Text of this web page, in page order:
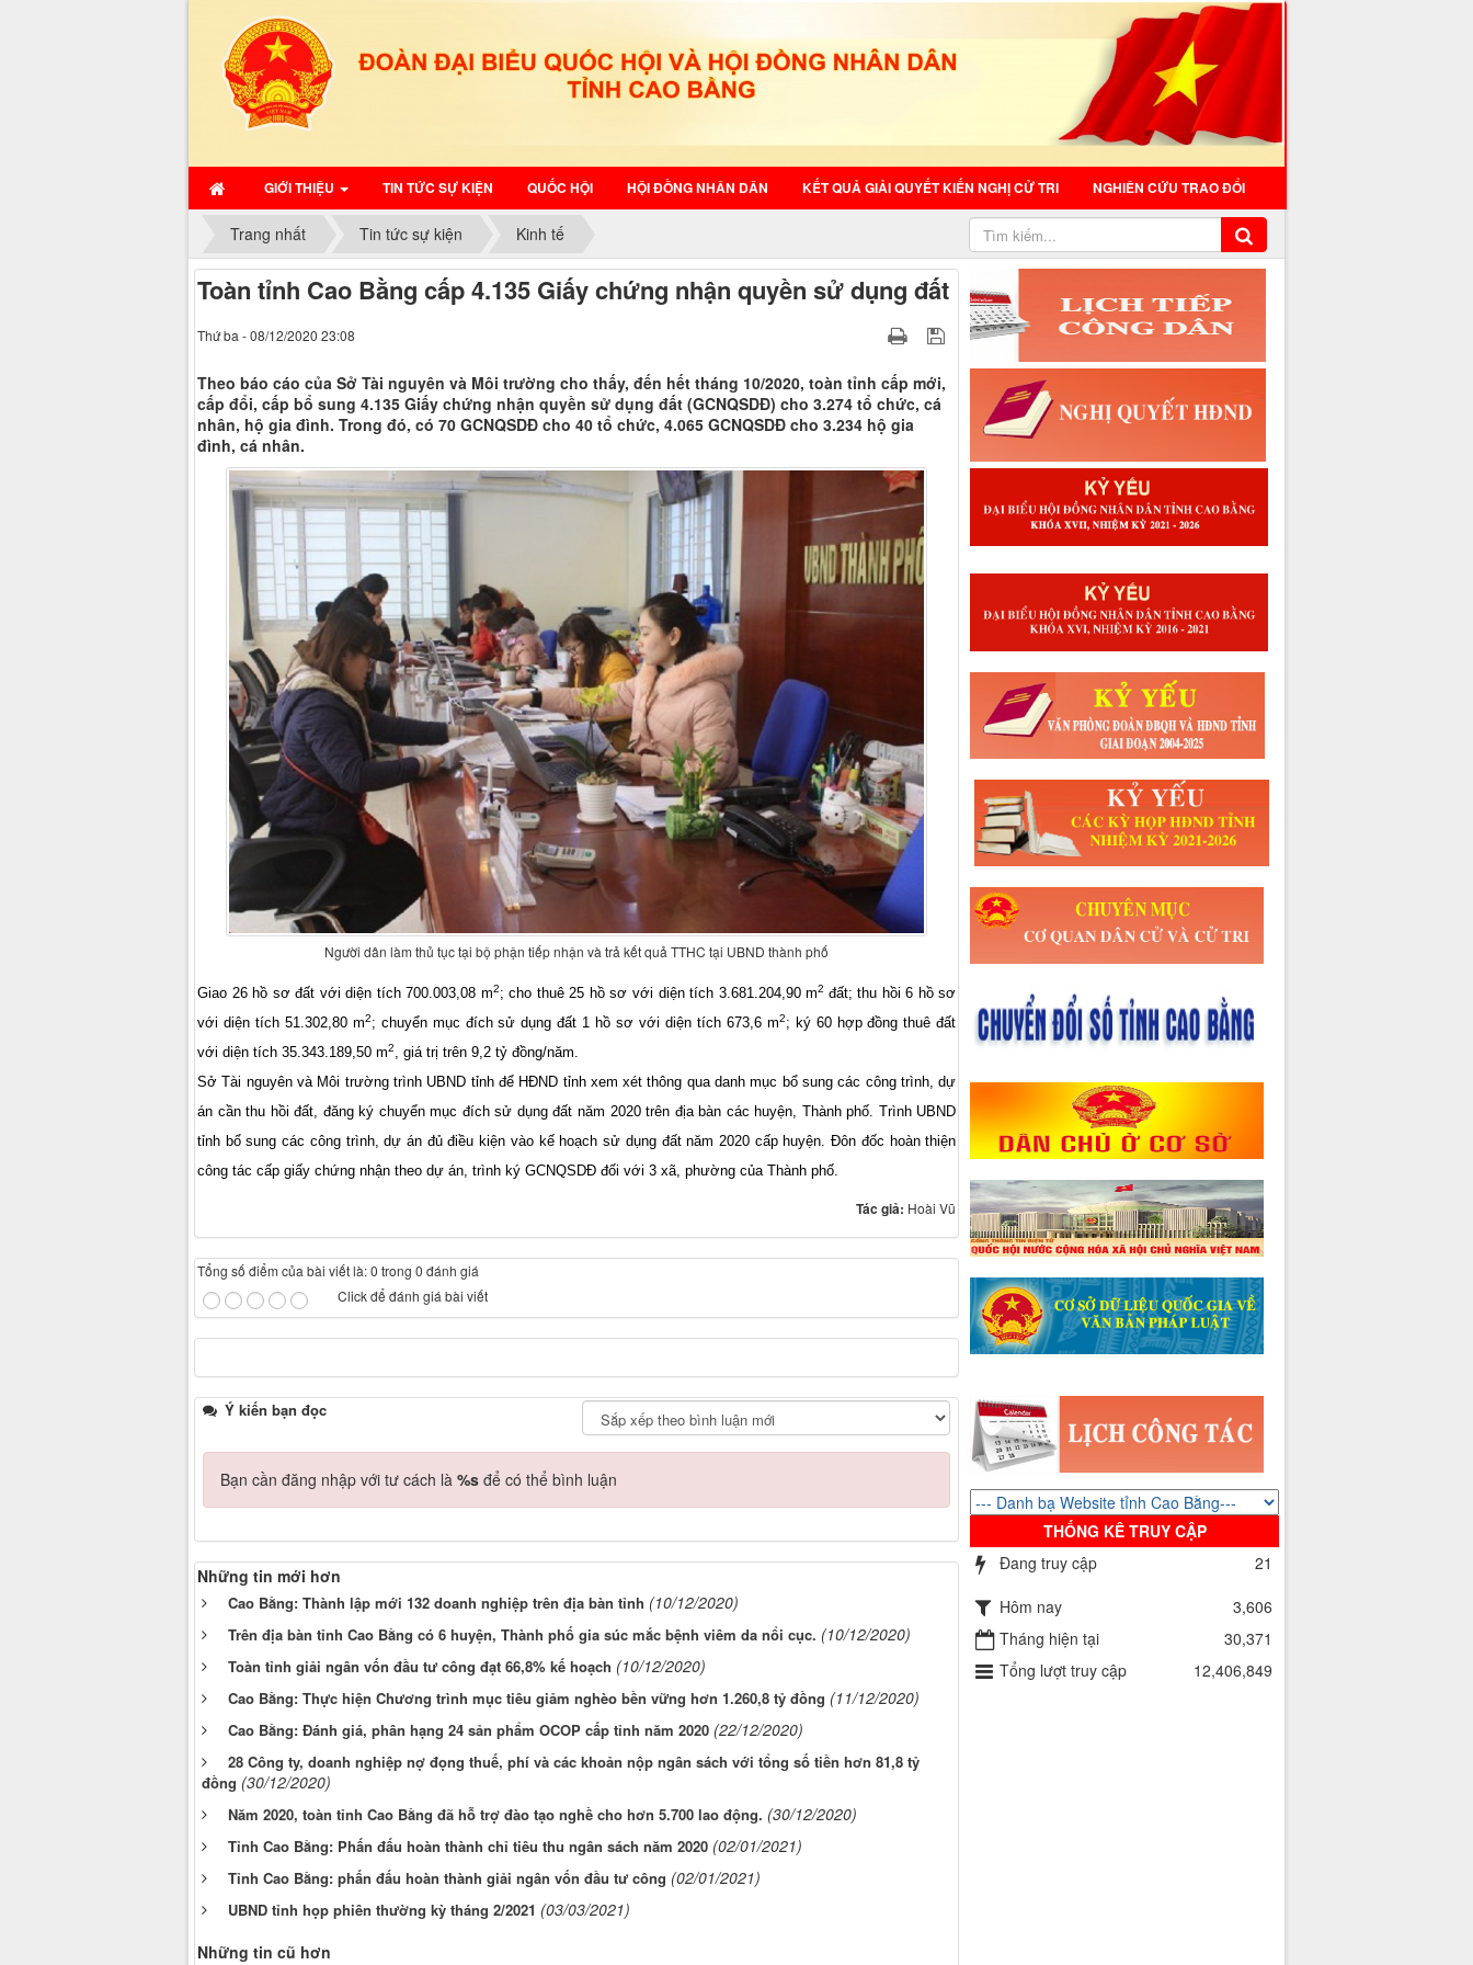
GIỚI THIỆU TIN TỨC SỰ KIỆN QUỐC HỘI HỘI ĐỒNG NHÂN DÂN KẾT QUẢ GIẢI QUYẾT KIẾN NGHỊ CỬ TRI NGHIÊN CỨU TRAO ĐỔI
Trang nhất Tin tức sự kiện Kinh tế
Toàn tỉnh Cao Bằng cấp 4.135 Giấy chứng nhận quyền sử dụng đất
Thứ ba - 08/12/2020 23:08
Theo báo cáo của Sở Tài nguyên và Môi trường cho thấy, đến hết tháng 10/2020, toàn tỉnh cấp mới,
cấp đổi, cấp bổ sung 4.135 Giấy chứng nhận quyền sử dụng đất (GCNQSDĐ) cho 3.274 tổ chức, cá
nhân, hộ gia đình. Trong đó, có 70 GCNQSDĐ cho 40 tổ chức, 4.065 GCNQSDĐ cho 3.234 hộ gia
đình, cá nhân.
Người dân làm thủ tục tại bộ phận tiếp nhận và trả kết quả TTHC tại UBND thành phố
Giao 26 hồ sơ đất với diện tích 700.003,08 m2; cho thuê 25 hồ sơ với diện tích 3.681.204,90 m2 đất; thu hồi 6 hồ sơ
với diện tích 51.302,80 m2; chuyển mục đích sử dụng đất 1 hồ sơ với diện tích 673,6 m2; ký 60 hợp đồng thuê đất
với diện tích 35.343.189,50 m2, giá trị trên 9,2 tỷ đồng/năm.
Sở Tài nguyên và Môi trường trình UBND tỉnh để HĐND tỉnh xem xét thông qua danh mục bổ sung các công trình, dự
án cần thu hồi đất, đăng ký chuyển mục đích sử dụng đất năm 2020 trên địa bàn các huyện, Thành phố. Trình UBND
tỉnh bổ sung các công trình, dự án đủ điều kiện vào kế hoạch sử dụng đất năm 2020 cấp huyện. Đôn đốc hoàn thiện
công tác cấp giấy chứng nhận theo dự án, trình ký GCNQSDĐ đối với 3 xã, phường của Thành phố.
Tác giả: Hoài Vũ
Tổng số điểm của bài viết là: 0 trong 0 đánh giá
Click để đánh giá bài viết
Ý kiến bạn đọc
Bạn cần đăng nhập với tư cách là %s để có thể bình luận
Những tin mới hơn
Cao Bằng: Thành lập mới 132 doanh nghiệp trên địa bàn tỉnh (10/12/2020)
Trên địa bàn tỉnh Cao Bằng có 6 huyện, Thành phố gia súc mắc bệnh viêm da nổi cục. (10/12/2020)
Toàn tỉnh giải ngân vốn đầu tư công đạt 66,8% kế hoạch (10/12/2020)
Cao Bằng: Thực hiện Chương trình mục tiêu giảm nghèo bền vững hơn 1.260,8 tỷ đồng (11/12/2020)
Cao Bằng: Đánh giá, phân hạng 24 sản phẩm OCOP cấp tỉnh năm 2020 (22/12/2020)
28 Công ty, doanh nghiệp nợ đọng thuế, phí và các khoản nộp ngân sách với tổng số tiền hơn 81,8 tỷ
đồng (30/12/2020)
Năm 2020, toàn tỉnh Cao Bằng đã hỗ trợ đào tạo nghề cho hơn 5.700 lao động. (30/12/2020)
Tỉnh Cao Bằng: Phấn đấu hoàn thành chỉ tiêu thu ngân sách năm 2020 (02/01/2021)
Tỉnh Cao Bằng: phấn đấu hoàn thành giải ngân vốn đầu tư công (02/01/2021)
UBND tỉnh họp phiên thường kỳ tháng 2/2021 (03/03/2021)
Những tin cũ hơn
THỐNG KÊ TRUY CẬP
Đang truy cập
21
Hôm nay
3,606
Tháng hiện tại
30,371
Tổng lượt truy cập
12,406,849